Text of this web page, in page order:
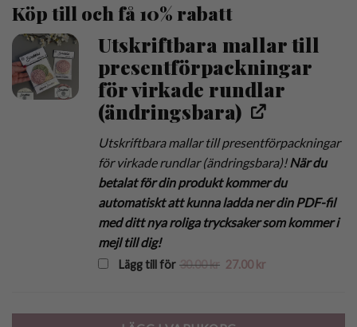
Köp till och få 10% rabatt
Utskriftbara mallar till
presentförpackningar
för virkade rundlar
(ändringsbara)
Utskriftbara mallar till presentförpackningar
för virkade rundlar (ändringsbara)!När du
betalat för din produkt kommer du
automatiskt att kunna ladda ner din PDF-fil
med ditt nya roliga trycksaker som kommer i
mejl till dig!
Lägg till för 30.00kr Det
27.00 kr